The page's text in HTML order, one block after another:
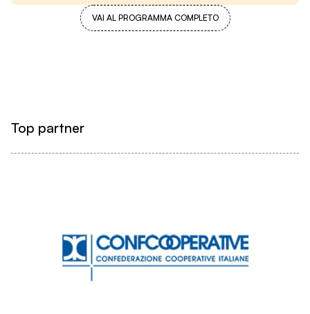
VAI AL PROGRAMMA COMPLETO
Top partner